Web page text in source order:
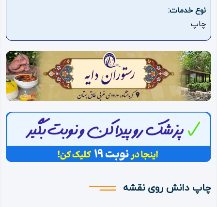
اقامتگاه
ویژه
ویدئو
درباره
ما
نوع خدمات:
چاپ
چاپ دانش روی نقشه